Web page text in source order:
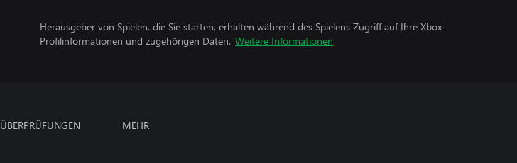
Herausgeber von Spielen, die Sie starten, erhalten während des Spielens Zugriff auf Ihre Xbox-
Profilinformationen und zugehörigen Daten. Weitere Informationen
ÜBERPRÜFUNGEN MEHR